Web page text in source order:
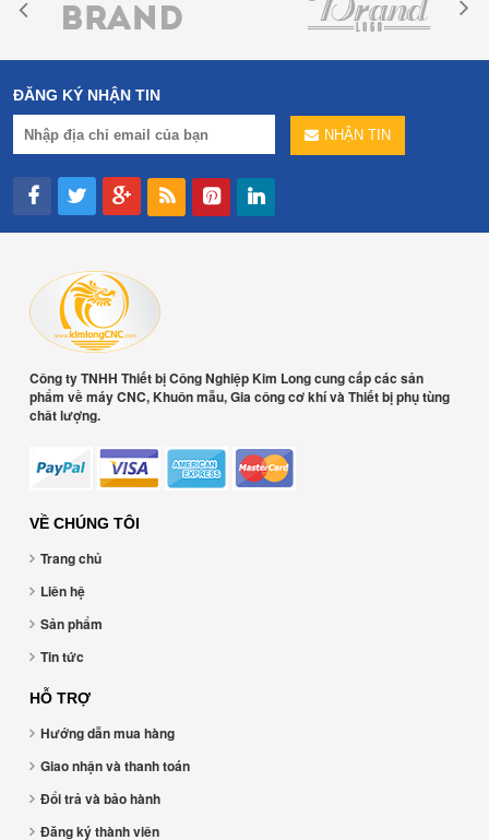
ĐĂNG KÝ NHẬN TIN
NHẬN TIN
Công ty TNHH Thiết bị Công Nghiệp Kim Long cung cấp các sản
phẩm về máy CNC, Khuôn mẫu, Gia công cơ khí và Thiết bị phụ tùng
chât lượng.
VỀ CHÚNG TÔI
Trang chủ
Liên hệ
Sản phẩm
Tin tức
HỖ TRỢ
Hướng dẫn mua hàng
Giao nhận và thanh toán
Đổi trả và bảo hành
Đăng ký thành viên